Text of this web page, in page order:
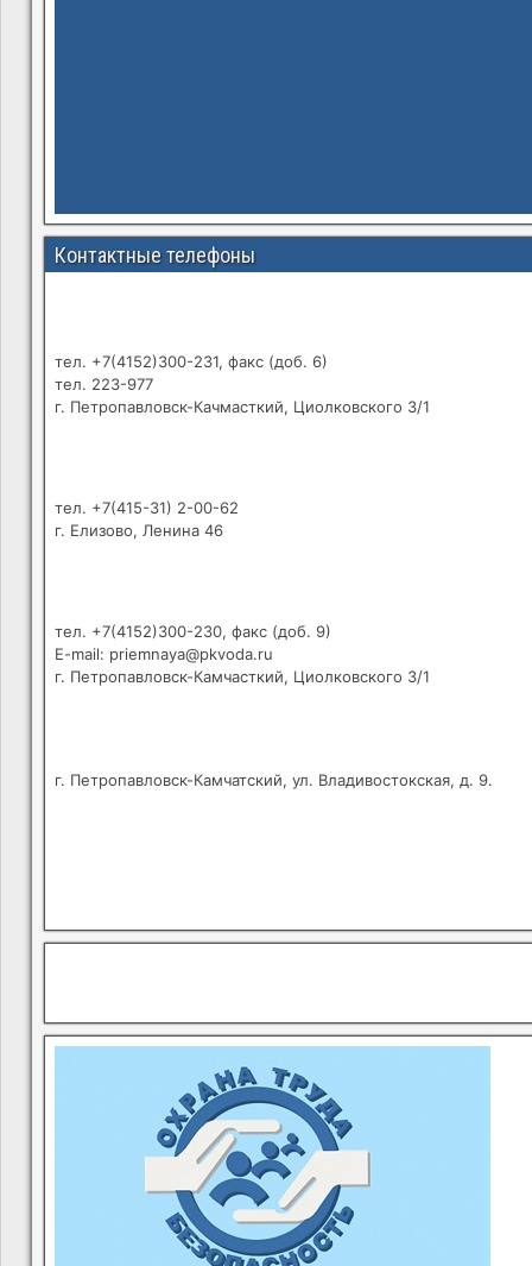
Контактные телефоны
тел. +7(4152)300-231, факс (доб. 6)
тел. 223-977
г. Петропавловск-Качмасткий, Циолковского 3/1
тел. +7(415-31) 2-00-62
г. Елизово, Ленина 46
тел. +7(4152)300-230, факс (доб. 9)
E-mail: priemnaya@pkvoda.ru
г. Петропавловск-Камчасткий, Циолковского 3/1
г. Петропавловск-Камчатский, ул. Владивостокская, д. 9.